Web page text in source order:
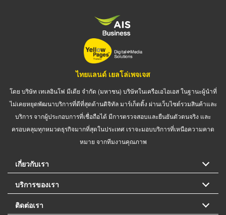
ไทยแลนด์ เยลโล่เพจเจส
โดย บริษัท เทเลอินโฟ มีเดีย จำกัด (มหาชน) บริษัทในเครือเอไอเอส ในฐานะผู้นำที่
ไม่เคยหยุดพัฒนาบริการที่ดีที่สุดด้านดิจิทัล มาร์เก็ตติ้ง ผ่านเว็บไซต์รวมสินค้าและ
บริการ จากผู้ประกอบการที่เชื่อถือได้ มีการตรวจสอบและยืนยันตัวตนจริง และ
ครอบคลุมทุกหมวดธุรกิจมากที่สุดในประเทศ เราจะมอบบริการที่เหนือความคาด
หมาย จากทีมงานคุณภาพ
เกี่ยวกับเรา
บริการของเรา
ติดต่อเรา